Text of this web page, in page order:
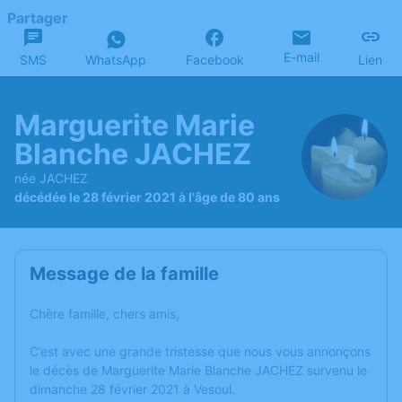
Partager
SMS WhatsApp Facebook E-mail Lien
Marguerite Marie
Blanche JACHEZ
née JACHEZ
décédée le 28 février 2021 à l'âge de 80 ans
Message de la famille
Chère famille, chers amis,
C’est avec une grande tristesse que nous vous annonçons
le décès de Marguerite Marie Blanche JACHEZ survenu le
dimanche 28 février 2021 à Vesoul.